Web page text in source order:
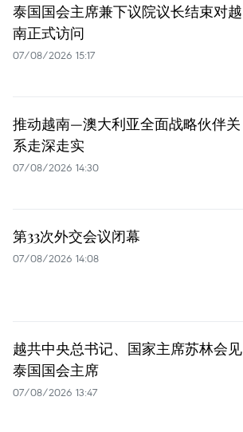
泰国国会主席兼下议院议长结束对越
南正式访问
07/08/2026 15:17
推动越南—澳大利亚全面战略伙伴关
系走深走实
07/08/2026 14:30
第33次外交会议闭幕
07/08/2026 14:08
越共中央总书记、国家主席苏林会见
泰国国会主席
07/08/2026 13:47